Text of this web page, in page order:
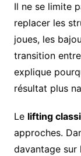
Il ne se limite
replacer les
joues, les
transition
explique
résultat plus
Le lifting
approches.
davantage sur